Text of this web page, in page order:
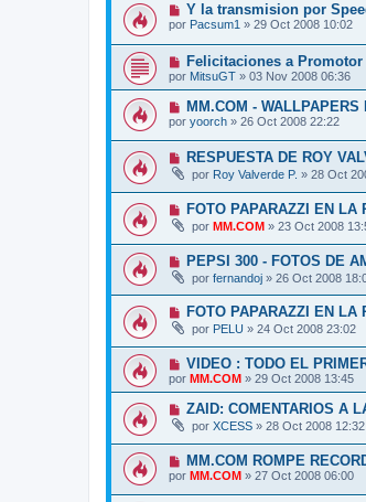
Y la transmision por
por Pacsum1 » 29 Oct 2008 10:02
Felicitaciones a
por MitsuGT » 03 Nov 2008 06:36
MM.COM -
por yoorch » 26 Oct 2008 22:22
RESPUESTA DE ROY
por Roy Valverde P. » 28 Oct
FOTO PAPARAZZI EN LA
por MM.COM » 23 Oct 2008
PEPSI 300 - FOTOS DE
por fernandoj » 26 Oct 2008
FOTO PAPARAZZI EN LA
por PELU » 24 Oct 2008 23:02
VIDEO : TODO EL
por MM.COM » 29 Oct 2008 13:45
ZAID: COMENTARIOS A
por XCESS » 28 Oct 2008 12:32
MM.COM ROMPE
por MM.COM » 27 Oct 2008 06:00